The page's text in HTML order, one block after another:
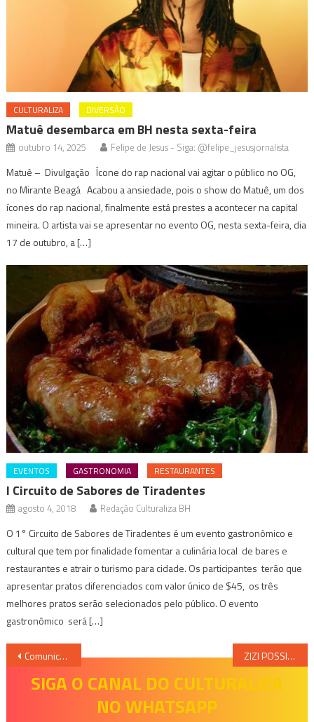
CULTURALIZA DIVERSÃO
Matuê desembarca em BH nesta sexta-feira
outubro 14, 2025 Felipe de Jesus - Siga: @felipe_jesusjornalista
Matuê – Divulgação Ícone do rap nacional vai agitar o público no OG,
no Mirante Beagá Acabou a ansiedade, pois o show do Matuê, um dos
ícones do rap nacional, finalmente está prestes a acontecer na capital
mineira. O artista vai se apresentar no evento OG, nesta sexta-feira, dia
17 de outubro, a […]
EVENTOS GASTRONOMIA RESTAURANTES
I Circuito de Sabores de Tiradentes
agosto 4, 2018 Redação Culturaliza BH
O 1° Circuito de Sabores de Tiradentes é um evento gastronômico e
cultural que tem por finalidade fomentar a culinária local de bares e
restaurantes e atrair o turismo para cidade. Os participantes terão que
apresentar pratos diferenciados com valor único de $45, os três
melhores pratos serão selecionados pelo público. O evento
gastronômico será […]
Navegação
Comunicado Nelson Wilians Advogados – esclarecimento sobre uso indevido do nome e da imagem institucional ZIZI POSSI – CHORO DAS ÁGUAS
SIGA O CANAL DO CULTURALIZA
NO WHATSAPP